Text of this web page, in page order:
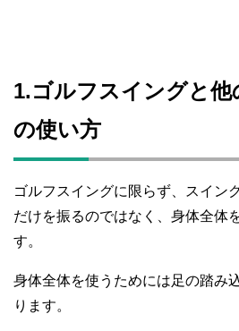
1.ゴルフスイングと他
の使い方
ゴルフスイングに限らず、スイン
だけを振るのではなく、身体全体
す。
身体全体を使うためには足の踏み
ります。